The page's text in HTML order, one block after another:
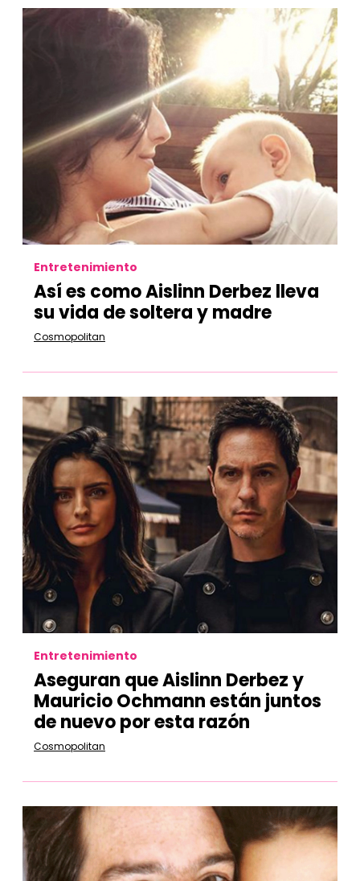
Entretenimiento
Así es como Aislinn Derbez lleva
su vida de soltera y madre
Cosmopolitan
Entretenimiento
Aseguran que Aislinn Derbez y
Mauricio Ochmann están juntos
de nuevo por esta razón
Cosmopolitan